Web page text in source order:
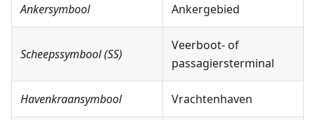
Ankersymbool Ankergebied
Scheepssymbool (SS)
Veerboot- of
passagiersterminal
Havenkraansymbool Vrachtenhaven